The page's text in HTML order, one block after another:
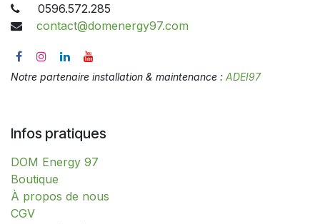
0596.572.285
contact@domenergy97.com
Notre partenaire installation & maintenance : ADEI97
Infos pratiques
DOM Energy 97
​​​​​​​​​​​​​​​​​​​​​​​​​​​​​​​​​​​​​​​​​​​​​​​​​​​​​​​​​​​​​​​​​​​​​​​B​o​ut​i​q​u​e​
À propos de nous
CGV